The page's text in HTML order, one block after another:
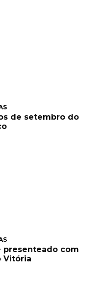
de setembro do
presenteado com
Vitória